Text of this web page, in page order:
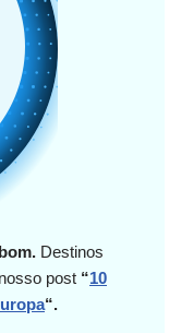
Destinos
post “10
“.